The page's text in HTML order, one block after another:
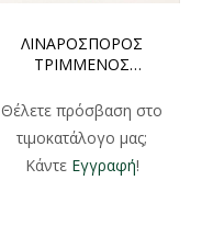
ΛΙΝΑΡΟΣΠΟΡΟΣ
ΤΡΙΜΜΕΝΟΣ
500gr
Θέλετε πρόσβαση στο
τιμοκατάλογο μας;
Κάντε Εγγραφή!